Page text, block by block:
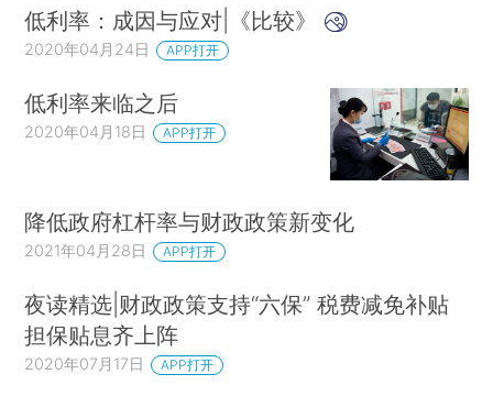
加、社会保障支出的扩张以及资本利得税的大幅下
降，如果私人部门的行为模式保持不变，那么我们
延长，不确定性上升，不平等程度加剧，由人口变
化、经济分众化（demassification）以及企业行为
变化导致的资本需求下降等因素，均对储蓄供给造
成了影响，进而导致实际利率下降。正如斯坦斯布
里和萨默斯（Stansbury and Summers，2020）
降导致支出对利率的敏感度下降，以及其他因素的
共同作用，实际利率下降的趋势有所加剧。但我们
认为，中性实际利率（neutral real rate）既有可能
低利率：成因与应对|《比较》
2020年04月24日 APP打开
低利率来临之后
2020年04月18日 APP打开
降低政府杠杆率与财政政策新变化
2021年04月28日 APP打开
夜读精选|财政政策支持“六保” 税费减免补贴
担保贴息齐上阵
2020年07月17日 APP打开